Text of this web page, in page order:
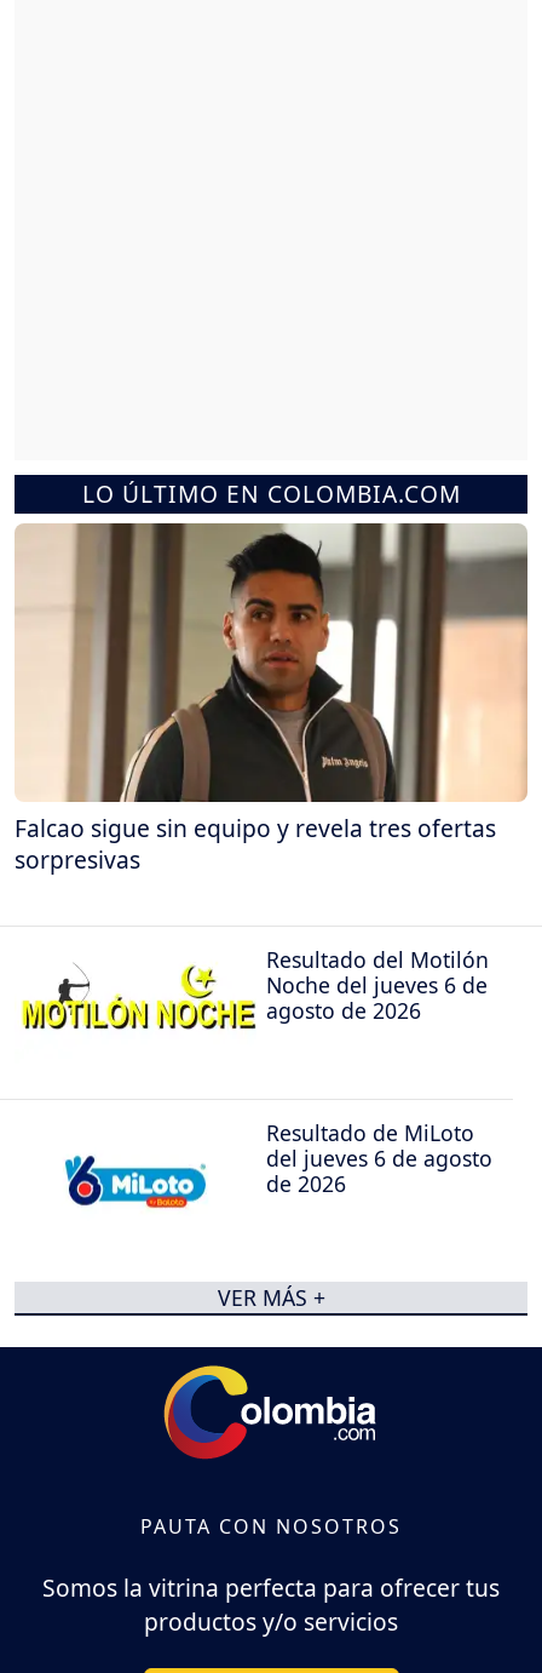
LO ÚLTIMO EN COLOMBIA.COM
Falcao sigue sin equipo y revela tres ofertas
sorpresivas
Resultado del Motilón
Noche del jueves 6 de
agosto de 2026
Resultado de MiLoto
del jueves 6 de agosto
de 2026
VER MÁS +
PAUTA CON NOSOTROS
Somos la vitrina perfecta para ofrecer tus
productos y/o servicios